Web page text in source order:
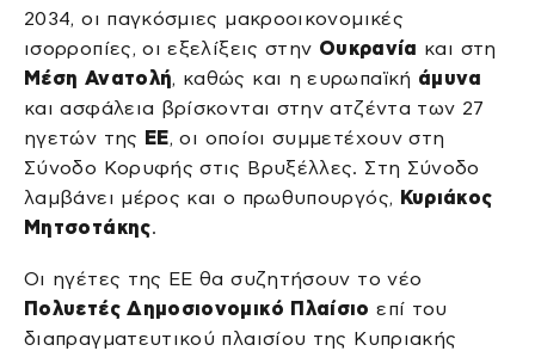
2034, οι παγκόσμιες μακροοικονομικές
ισορροπίες, οι εξελίξεις στην Ουκρανία και στη
Μέση Ανατολή, καθώς και η ευρωπαϊκή άμυνα
και ασφάλεια βρίσκονται στην ατζέντα των 27
ηγετών της ΕΕ, οι οποίοι συμμετέχουν στη
Σύνοδο Κορυφής στις Βρυξέλλες. Στη Σύνοδο
λαμβάνει μέρος και ο πρωθυπουργός, Κυριάκος
Μητσοτάκης.
Οι ηγέτες της ΕΕ θα συζητήσουν το νέο
Πολυετές Δημοσιονομικό Πλαίσιο επί του
διαπραγματευτικού πλαισίου της Κυπριακής